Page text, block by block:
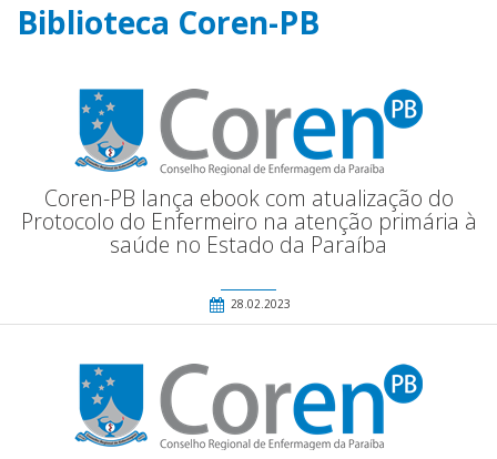
Biblioteca Coren-PB
Coren-PB lança ebook com atualização do
Protocolo do Enfermeiro na atenção primária à
saúde no Estado da Paraíba
28.02.2023